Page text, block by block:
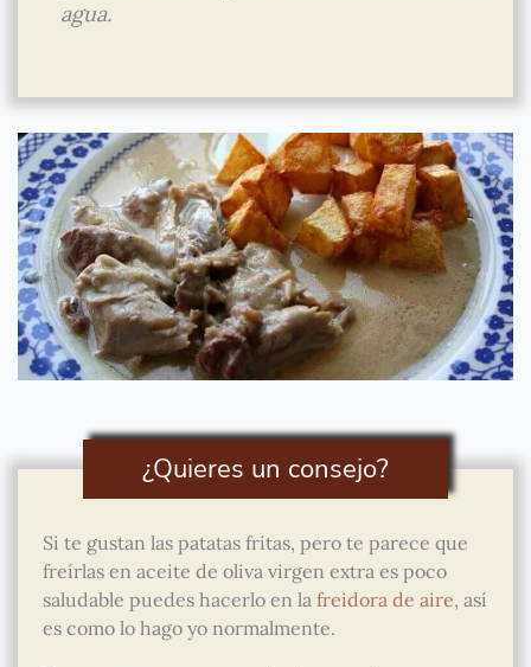
agua.
¿Quieres un consejo?
Si te gustan las patatas fritas, pero te parece que
freírlas en aceite de oliva virgen extra es poco
saludable puedes hacerlo en la freidora de aire, así
es como lo hago yo normalmente.